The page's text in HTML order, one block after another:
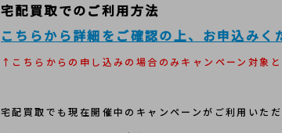
宅配買取でのご利用方法
こちらから詳細をご確認の上、お申込みく
↑こちらからの申し込みの場合のみキャンペーン対象と
宅配買取でも現在開催中のキャンペーンがご利用いた